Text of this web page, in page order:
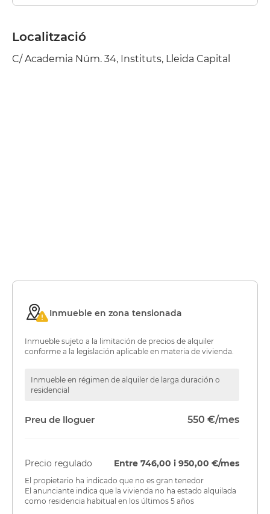
Localització
C/ Academia Núm. 34, Instituts, Lleida Capital
Inmueble en zona tensionada
Inmueble sujeto a la limitación de precios de alquiler
conforme a la legislación aplicable en materia de vivienda.
Inmueble en régimen de alquiler de larga duración o
residencial
Preu de lloguer 550 €/mes
Precio regulado Entre 746,00 i 950,00 €/mes
El propietario ha indicado que no es gran tenedor
El anunciante indica que la vivienda no ha estado alquilada
como residencia habitual en los últimos 5 años